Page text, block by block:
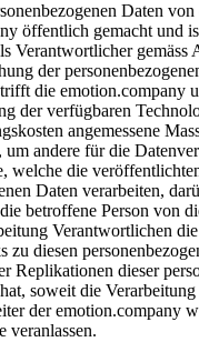
Daten von
öffentlich gemacht und
Verantwortlicher gemäss
der
die emotion.company
der verfügbaren
angemessene
um andere für die
welche die
Daten verarbeiten,
betroffene Person von
Verantwortlichen
zu diesen
Replikationen dieser
soweit die
der emotion.company
veranlassen.